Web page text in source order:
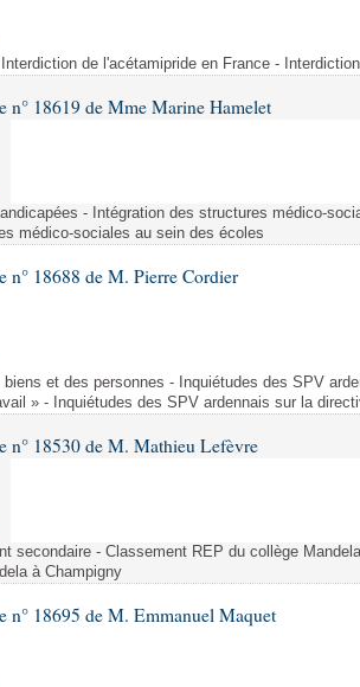
de l'acétamipride en France -
n° 18619 de Mme Marine Hamelet
- Intégration des structures médico-
médico-sociales au sein des écoles
n° 18688 de M. Pierre Cordier
et des personnes - Inquiétudes des SPV
» - Inquiétudes des SPV ardennais sur la
n° 18530 de M. Mathieu Lefèvre
secondaire - Classement REP du collège
à Champigny
n° 18695 de M. Emmanuel Maquet